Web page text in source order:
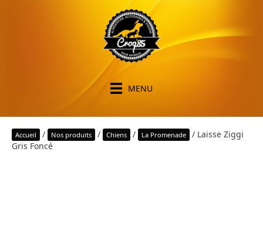
MENU
Accueil / Nos produits / Chiens / La Promenade
/ Laisse Ziggi
Gris Foncé